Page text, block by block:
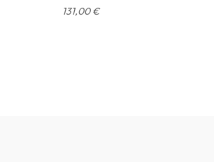
131,00€